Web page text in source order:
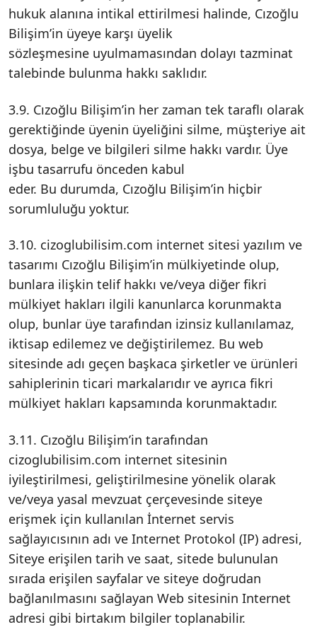
hukuk alanına intikal ettirilmesi halinde, Cızoğlu
Bilişim’in üyeye karşı üyelik
sözleşmesine uyulmamasından dolayı tazminat
talebinde bulunma hakkı saklıdır.
3.9. Cızoğlu Bilişim’in her zaman tek taraflı olarak
gerektiğinde üyenin üyeliğini silme, müşteriye ait
dosya, belge ve bilgileri silme hakkı vardır. Üye
işbu tasarrufu önceden kabul
eder. Bu durumda, Cızoğlu Bilişim’in hiçbir
sorumluluğu yoktur.
3.10. cizoglubilisim.com internet sitesi yazılım ve
tasarımı Cızoğlu Bilişim’in mülkiyetinde olup,
bunlara ilişkin telif hakkı ve/veya diğer fikri
mülkiyet hakları ilgili kanunlarca korunmakta
olup, bunlar üye tarafından izinsiz kullanılamaz,
iktisap edilemez ve değiştirilemez. Bu web
sitesinde adı geçen başkaca şirketler ve ürünleri
sahiplerinin ticari markalarıdır ve ayrıca fikri
mülkiyet hakları kapsamında korunmaktadır.
3.11. Cızoğlu Bilişim’in tarafından
cizoglubilisim.com internet sitesinin
iyileştirilmesi, geliştirilmesine yönelik olarak
ve/veya yasal mevzuat çerçevesinde siteye
erişmek için kullanılan İnternet servis
sağlayıcısının adı ve Internet Protokol (IP) adresi,
Siteye erişilen tarih ve saat, sitede bulunulan
sırada erişilen sayfalar ve siteye doğrudan
bağlanılmasını sağlayan Web sitesinin Internet
adresi gibi birtakım bilgiler toplanabilir.